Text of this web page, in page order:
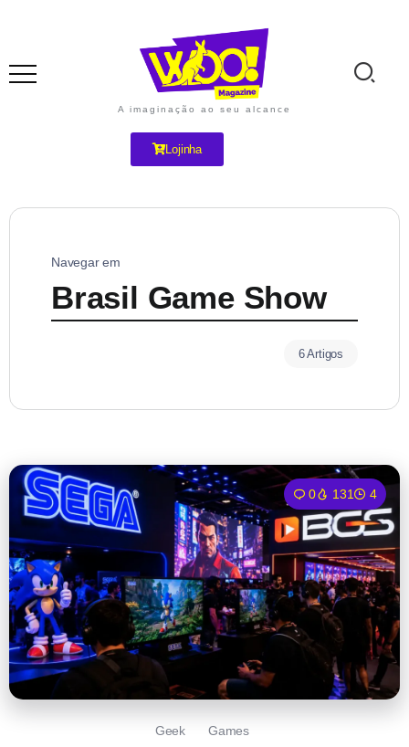
A imaginação ao seu alcance
Lojinha
Navegar em
Brasil Game Show
6 Artigos
0 131 4
Geek Games